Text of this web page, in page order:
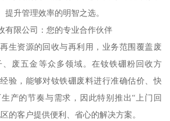
升管理效率的明智之选。
有限公司：您的专业合作伙伴
生资源的回收与再利用，业务范围覆盖废
废五金等众多领域。在钕铁硼粉回收方
验，能够对钕铁硼废料进行准确估价、快
产的节奏与需求，因此特别推出“上门回
的客户提供便利、省心的解决方案。